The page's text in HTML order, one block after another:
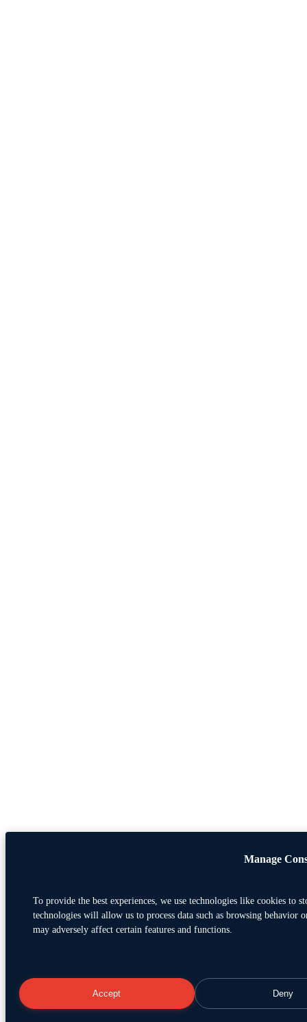
Manage
To provide the best experiences, we use technologies like cookies to
technologies will allow us to process data such as browsing
may adversely affect certain features and functions.
Accept Deny